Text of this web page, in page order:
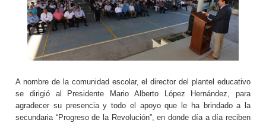
A nombre de la comunidad escolar, el director del plantel educativo
se dirigió al Presidente Mario Alberto López Hernández, para
agradecer su presencia y todo el apoyo que le ha brindado a la
secundaria “Progreso de la Revolución”, en donde día a día reciben